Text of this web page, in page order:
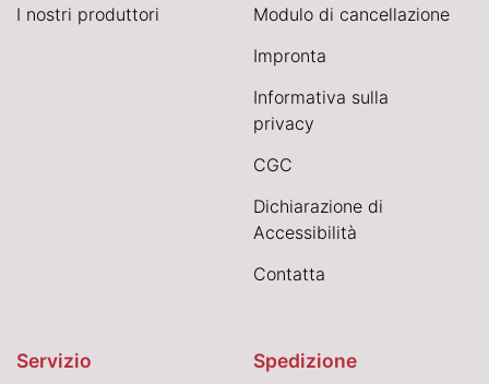
I nostri produttori
Modulo di cancellazione
Impronta
Informativa sulla
privacy
CGC
Dichiarazione di
Accessibilità
Contatta
Servizio Spedizione